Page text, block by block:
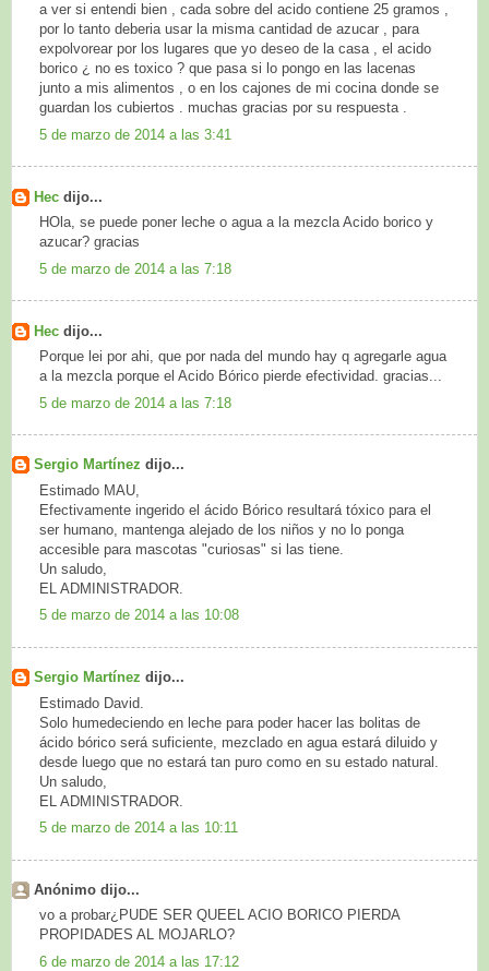
a ver si entendi bien , cada sobre del acido contiene 25 gramos ,
por lo tanto deberia usar la misma cantidad de azucar , para
expolvorear por los lugares que yo deseo de la casa , el acido
borico ¿ no es toxico ? que pasa si lo pongo en las lacenas
junto a mis alimentos , o en los cajones de mi cocina donde se
guardan los cubiertos . muchas gracias por su respuesta .
5 de marzo de 2014 a las 3:41
Hec dijo...
HOla, se puede poner leche o agua a la mezcla Acido borico y
azucar? gracias
5 de marzo de 2014 a las 7:18
Hec dijo...
Porque lei por ahi, que por nada del mundo hay q agregarle agua
a la mezcla porque el Acido Bórico pierde efectividad. gracias...
5 de marzo de 2014 a las 7:18
Sergio Martínez dijo...
Estimado MAU,
Efectivamente ingerido el ácido Bórico resultará tóxico para el
ser humano, mantenga alejado de los niños y no lo ponga
accesible para mascotas "curiosas" si las tiene.
Un saludo,
EL ADMINISTRADOR.
5 de marzo de 2014 a las 10:08
Sergio Martínez dijo...
Estimado David.
Solo humedeciendo en leche para poder hacer las bolitas de
ácido bórico será suficiente, mezclado en agua estará diluido y
desde luego que no estará tan puro como en su estado natural.
Un saludo,
EL ADMINISTRADOR.
5 de marzo de 2014 a las 10:11
Anónimo dijo...
vo a probar¿PUDE SER QUEEL ACIO BORICO PIERDA
PROPIDADES AL MOJARLO?
6 de marzo de 2014 a las 17:12